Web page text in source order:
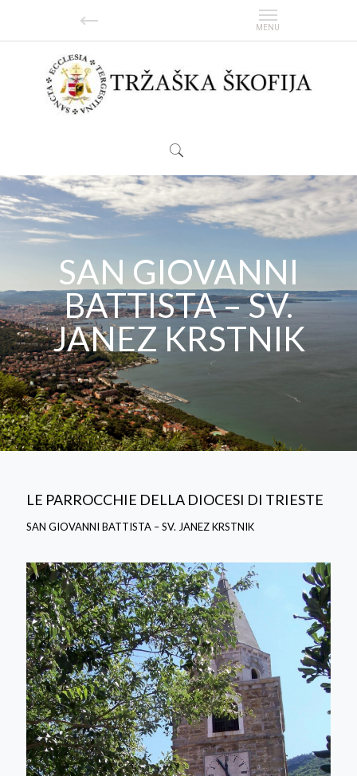
SAN GIOVANNI
BATTISTA – SV.
JANEZ KRSTNIK
LE PARROCCHIE DELLA DIOCESI DI TRIESTE
SAN GIOVANNI BATTISTA – SV. JANEZ KRSTNIK